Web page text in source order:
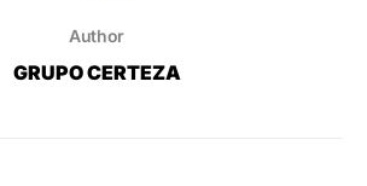
Author
GRUPO CERTEZA